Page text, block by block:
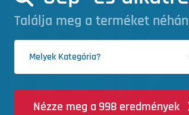
Találja meg a terméket
Melyek Kategória?
Nézze meg a 998 eredmények